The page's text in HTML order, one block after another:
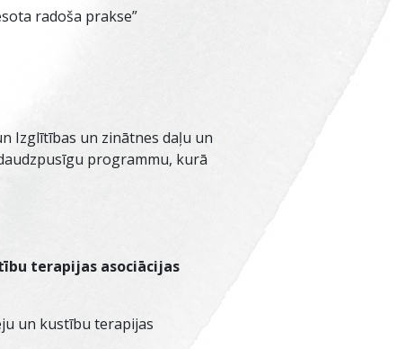
radoša prakse”
Izglītības un zinātnes daļu un
programmu, kurā
terapijas asociācijas
un kustību terapijas